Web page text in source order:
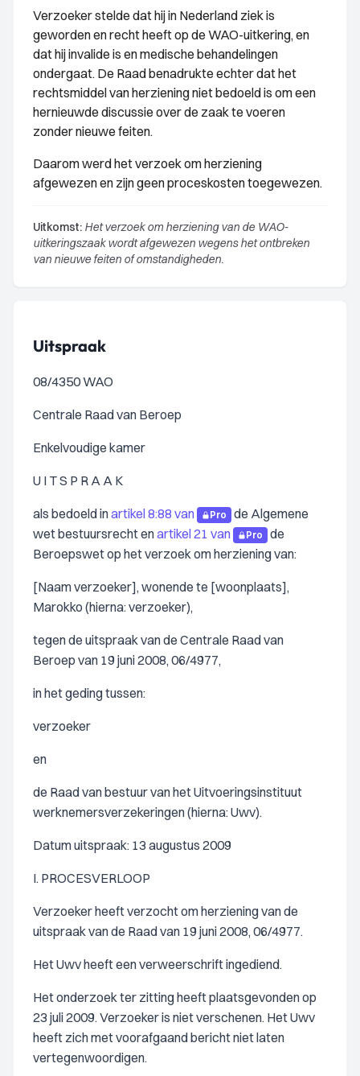
Verzoeker stelde dat hij in Nederland ziek is
geworden en recht heeft op de WAO-uitkering, en
dat hij invalide is en medische behandelingen
ondergaat. De Raad benadrukte echter dat het
rechtsmiddel van herziening niet bedoeld is om een
hernieuwde discussie over de zaak te voeren
zonder nieuwe feiten.
Daarom werd het verzoek om herziening
afgewezen en zijn geen proceskosten toegewezen.
Uitkomst: Het verzoek om herziening van de WAO-
uitkeringszaak wordt afgewezen wegens het ontbreken
van nieuwe feiten of omstandigheden.
Uitspraak
08/4350 WAO
Centrale Raad van Beroep
Enkelvoudige kamer
U I T S P R A A K
als bedoeld inartikel 8:88 van Pro
de Algemene
wet bestuursrecht enartikel 21 van Pro
de
Beroepswet op het verzoek om herziening van:
[Naam verzoeker], wonende te [woonplaats],
Marokko (hierna: verzoeker),
tegen de uitspraak van de Centrale Raad van
Beroep van 19 juni 2008, 06/4977,
in het geding tussen:
verzoeker
en
de Raad van bestuur van het Uitvoeringsinstituut
werknemersverzekeringen (hierna: Uwv).
Datum uitspraak: 13 augustus 2009
I. PROCESVERLOOP
Verzoeker heeft verzocht om herziening van de
uitspraak van de Raad van 19 juni 2008, 06/4977.
Het Uwv heeft een verweerschrift ingediend.
Het onderzoek ter zitting heeft plaatsgevonden op
23 juli 2009. Verzoeker is niet verschenen. Het Uwv
heeft zich met voorafgaand bericht niet laten
vertegenwoordigen.